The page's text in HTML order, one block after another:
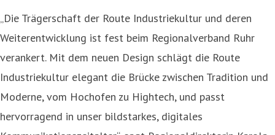
„Die Trägerschaft der Route Industriekultur und deren
Weiterentwicklung ist fest beim Regionalverband Ruhr
verankert. Mit dem neuen Design schlägt die Route
Industriekultur elegant die Brücke zwischen Tradition und
Moderne, vom Hochofen zu Hightech, und passt
hervorragend in unser bildstarkes, digitales